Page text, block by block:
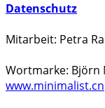
Datenschutz
Mitarbeit: Petra
Wortmarke: Björn
www.minimalist.cn